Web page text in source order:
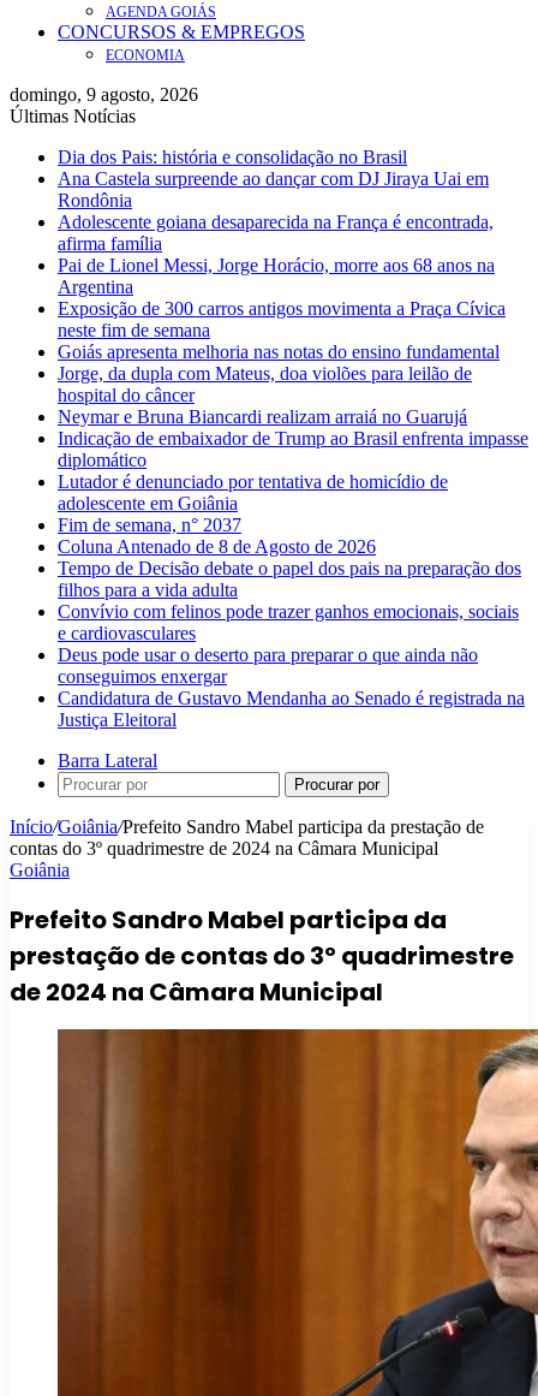
AGENDA GOIÁS
CONCURSOS & EMPREGOS
ECONOMIA
domingo, 9 agosto, 2026
Últimas Notícias
Dia dos Pais: história e consolidação no Brasil
Ana Castela surpreende ao dançar com DJ Jiraya Uai em
Rondônia
Adolescente goiana desaparecida na França é encontrada,
afirma família
Pai de Lionel Messi, Jorge Horácio, morre aos 68 anos na
Argentina
Exposição de 300 carros antigos movimenta a Praça Cívica
neste fim de semana
Goiás apresenta melhoria nas notas do ensino fundamental
Jorge, da dupla com Mateus, doa violões para leilão de
hospital do câncer
Neymar e Bruna Biancardi realizam arraiá no Guarujá
Indicação de embaixador de Trump ao Brasil enfrenta impasse
diplomático
Lutador é denunciado por tentativa de homicídio de
adolescente em Goiânia
Fim de semana, n° 2037
Coluna Antenado de 8 de Agosto de 2026
Tempo de Decisão debate o papel dos pais na preparação dos
filhos para a vida adulta
Convívio com felinos pode trazer ganhos emocionais, sociais
e cardiovasculares
Deus pode usar o deserto para preparar o que ainda não
conseguimos enxergar
Candidatura de Gustavo Mendanha ao Senado é registrada na
Justiça Eleitoral
Barra Lateral
Procurar por
Início/Goiânia/Prefeito Sandro Mabel participa da prestação de
contas do 3º quadrimestre de 2024 na Câmara Municipal
Goiânia
Prefeito Sandro Mabel participa da
prestação de contas do 3º quadrimestre
de 2024 na Câmara Municipal